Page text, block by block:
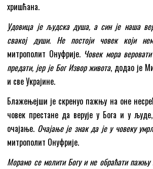
хришћана.
Удовица је људска душа, а син је наша
свакој души. Не постоји човек који
митрополит Онуфрије. Човек мора
предати, јер је Бог Извор живота, додао је
и све Украјине.
Блажењејши је скренуо пажњу на оне
човек престане да верује у Бога и у
очајање. Очајање је знак да је у човеку
митрополит Онуфрије.
Морамо се молити Богу и не обраћати